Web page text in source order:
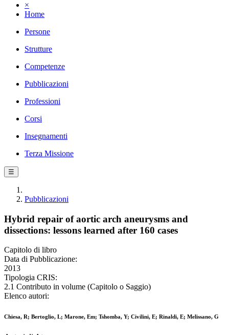
×
Home
Persone
Strutture
Competenze
Pubblicazioni
Professioni
Corsi
Insegnamenti
Terza Missione
☰
Pubblicazioni
Hybrid repair of aortic arch aneurysms and
dissections: lessons learned after 160 cases
Capitolo di libro
Data di Pubblicazione:
2013
Tipologia CRIS:
2.1 Contributo in volume (Capitolo o Saggio)
Elenco autori:
Chiesa, R; Bertoglio, L; Marone, Em; Tshomba, Y; Civilini, E; Rinaldi, E; Melissano, G